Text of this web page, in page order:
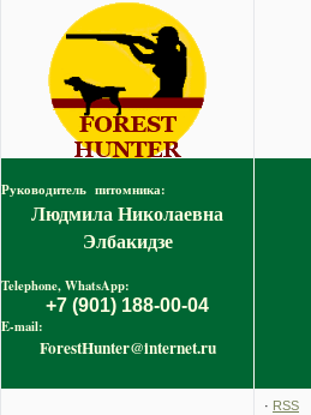
Руководитель питомника:
Людмила Николаевна
Элбакидзе
Telephone, WhatsApp:
+7 (901) 188-00-04
E-mail:
ForestHunter@internet.ru
· RSS